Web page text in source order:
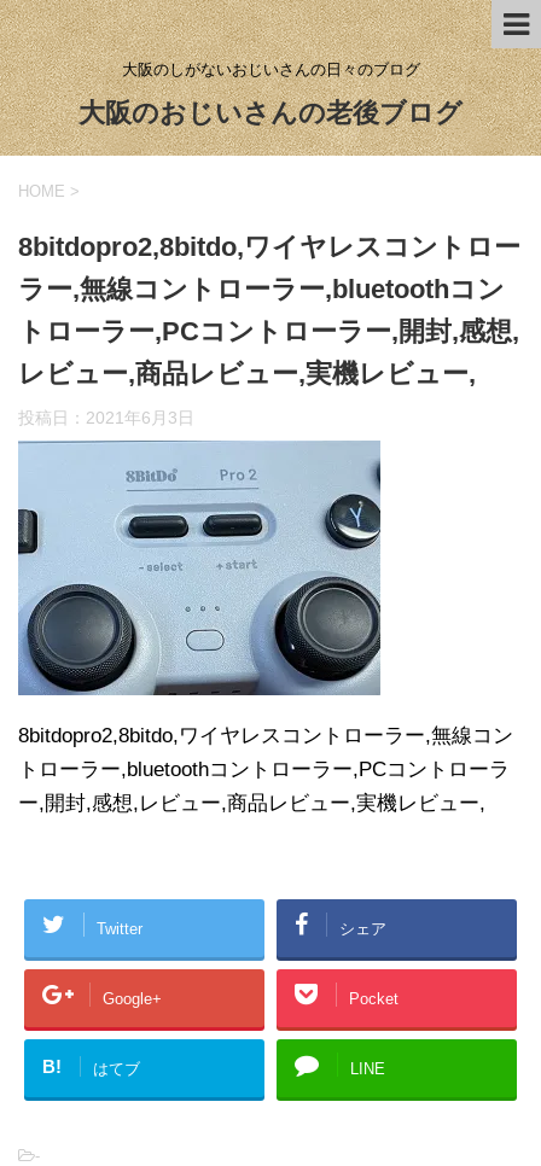
大阪のしがないおじいさんの日々のブログ
大阪のおじいさんの老後ブログ
HOME >
8bitdopro2,8bitdo,ワイヤレスコントロー
ラー,無線コントローラー,bluetoothコン
トローラー,PCコントローラー,開封,感想,
レビュー,商品レビュー,実機レビュー,
投稿日： 2021年6月3日
8bitdopro2,8bitdo,ワイヤレスコントローラー,無線コン
トローラー,bluetoothコントローラー,PCコントローラ
ー,開封,感想,レビュー,商品レビュー,実機レビュー,
Twitter シェア
Google+ Pocket
B! はてブ LINE
-